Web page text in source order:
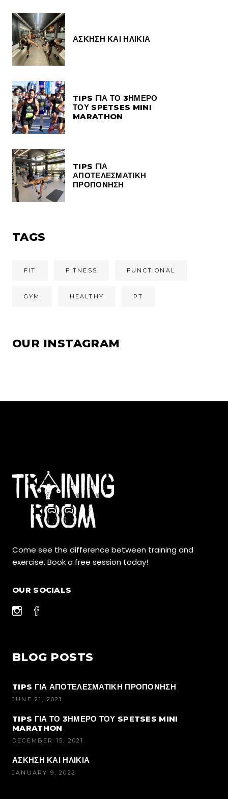
ΑΣΚΗΣΗ ΚΑΙ ΗΛΙΚΙΑ
TIPS ΓΙΑ ΤΟ 3ΗΜΕΡΟ
ΤΟΥ SPETSES MINI
MARATHON
TIPS ΓΙΑ
ΑΠΟΤΕΛΕΣΜΑΤΙΚΗ
ΠΡΟΠΟΝΗΣΗ
TAGS
FIT FITNESS FUNCTIONAL
GYM HEALTHY PT
OUR INSTAGRAM
Come see the difference between training and
exercise. Book a free session today!
OUR SOCIALS
BLOG POSTS
TIPS ΓΙΑ ΑΠΟΤΕΛΕΣΜΑΤΙΚΗ ΠΡΟΠΟΝΗΣΗ
JUNE 21, 2021
TIPS ΓΙΑ ΤΟ 3ΗΜΕΡΟ ΤΟΥ SPETSES MINI
MARATHON
DECEMBER 15, 2021
ΑΣΚΗΣΗ ΚΑΙ ΗΛΙΚΙΑ
JANUARY 9, 2022